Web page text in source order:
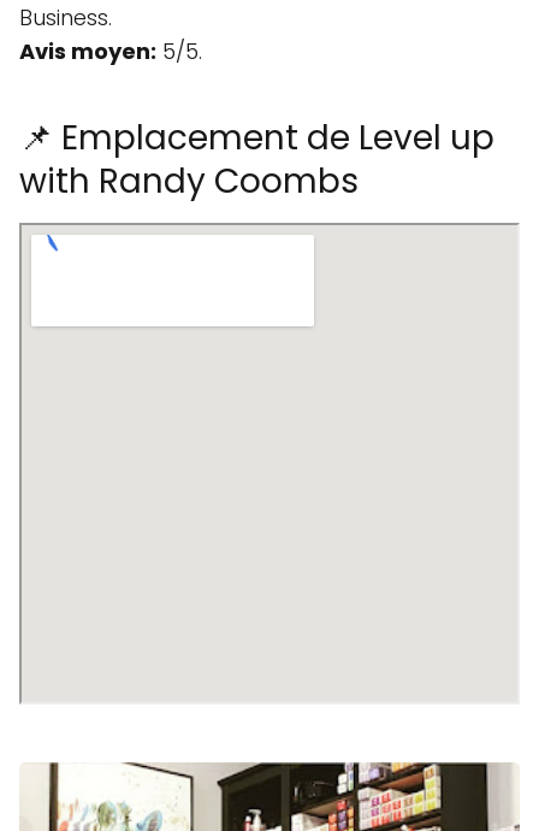
Business.
Avis moyen: 5/5.
📌 Emplacement de Level up
with Randy Coombs